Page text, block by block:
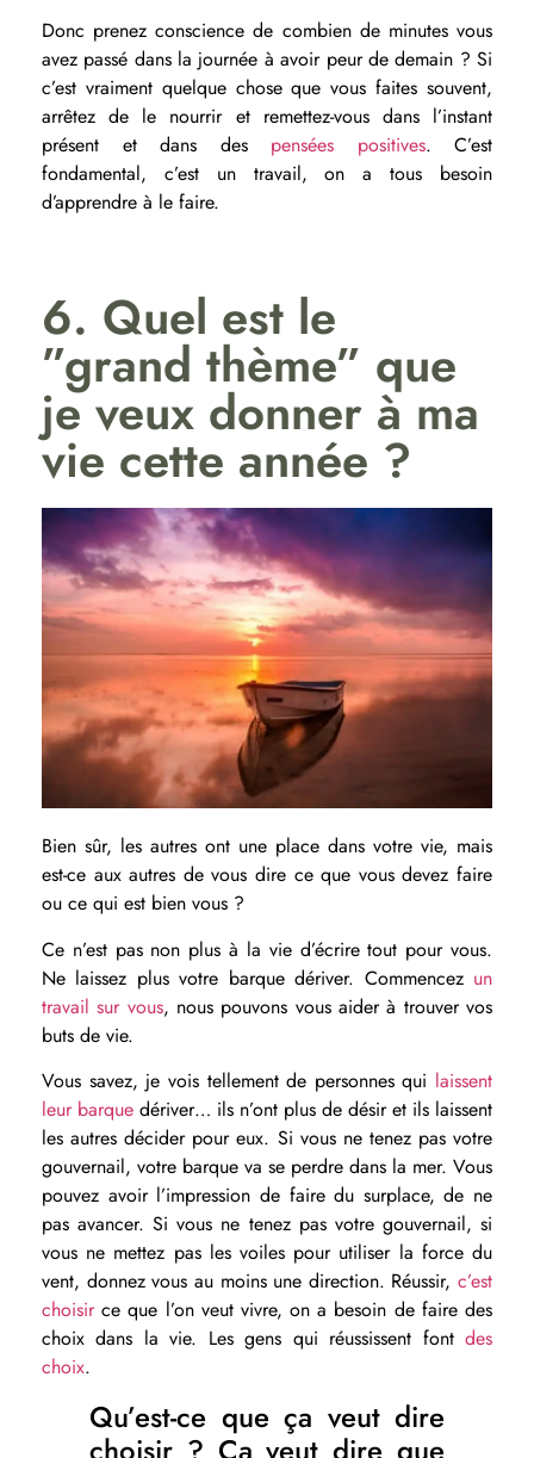
Donc prenez conscience de combien de minutes vous
avez passé dans la journée à avoir peur de demain ? Si
c’est vraiment quelque chose que vous faites souvent,
arrêtez de le nourrir et remettez-vous dans l’instant
présent et dans des pensées positives. C’est
fondamental, c’est un travail, on a tous besoin
d’apprendre à le faire.
6. Quel est le
”grand thème” que
je veux donner à ma
vie cette année ?
Bien sûr, les autres ont une place dans votre vie, mais
est-ce aux autres de vous dire ce que vous devez faire
ou ce qui est bien vous ?
Ce n’est pas non plus à la vie d’écrire tout pour vous.
Ne laissez plus votre barque dériver. Commencez un
travail sur vous, nous pouvons vous aider à trouver vos
buts de vie.
Vous savez, je vois tellement de personnes qui laissent
leur barque dériver… ils n’ont plus de désir et ils laissent
les autres décider pour eux. Si vous ne tenez pas votre
gouvernail, votre barque va se perdre dans la mer. Vous
pouvez avoir l’impression de faire du surplace, de ne
pas avancer. Si vous ne tenez pas votre gouvernail, si
vous ne mettez pas les voiles pour utiliser la force du
vent, donnez vous au moins une direction. Réussir, c’est
choisirce que l’on veut vivre, on a besoin de faire des
choix dans la vie. Les gens qui réussissent font des
choix.
Qu’est-ce que ça veut dire